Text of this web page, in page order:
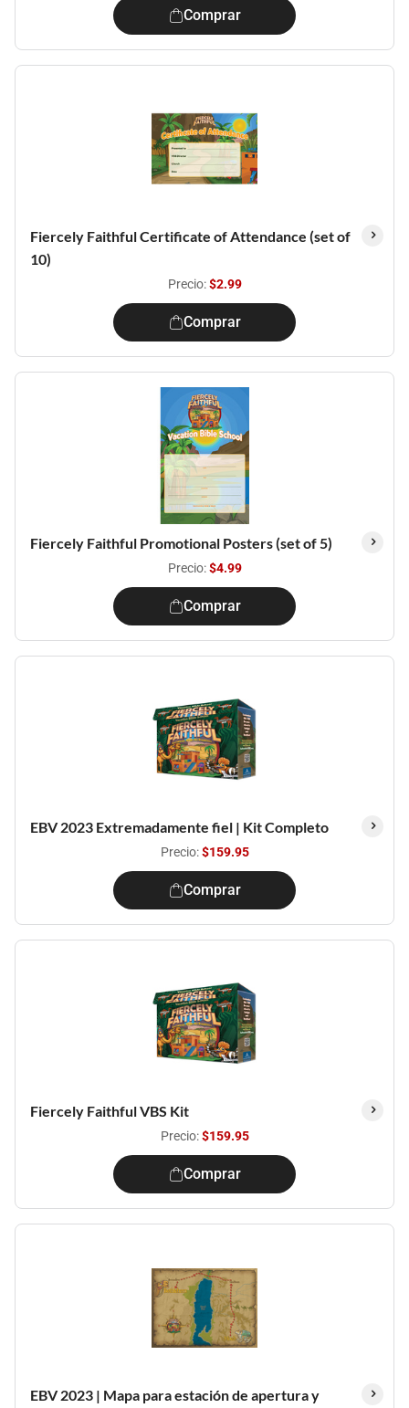
Comprar
Fiercely Faithful Certificate of Attendance (set of
10)
Precio:$2.99
Comprar
Fiercely Faithful Promotional Posters (set of 5)
Precio:$4.99
Comprar
EBV 2023 Extremadamente fiel | Kit Completo
Precio:$159.95
Comprar
Fiercely Faithful VBS Kit
Precio:$159.95
Comprar
EBV 2023 | Mapa para estación de apertura y